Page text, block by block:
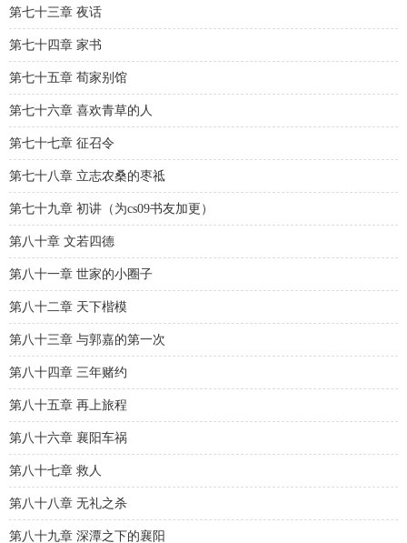
第七十三章 夜话
第七十四章 家书
第七十五章 荀家别馆
第七十六章 喜欢青草的人
第七十七章 征召令
第七十八章 立志农桑的枣祗
第七十九章 初讲（为cs09书友加更）
第八十章 文若四德
第八十一章 世家的小圈子
第八十二章 天下楷模
第八十三章 与郭嘉的第一次
第八十四章 三年赌约
第八十五章 再上旅程
第八十六章 襄阳车祸
第八十七章 救人
第八十八章 无礼之杀
第八十九章 深潭之下的襄阳